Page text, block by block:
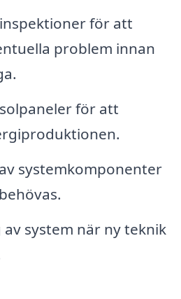
för att
problem innan
för att
systemkomponenter
system när ny teknik